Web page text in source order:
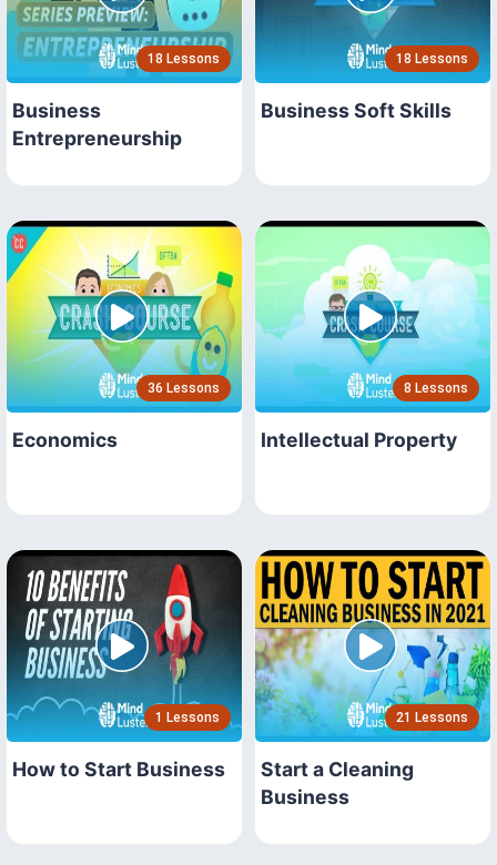
18 Lessons
Business
Entrepreneurship
18 Lessons
Business Soft Skills
36 Lessons
Economics
8 Lessons
Intellectual Property
1 Lessons
How to Start Business
21 Lessons
Start a Cleaning
Business